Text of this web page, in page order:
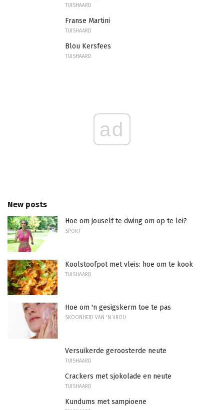
TUISHAARD
Franse Martini
TUISHAARD
Blou Kersfees
TUISHAARD
ad
New posts
Hoe om jouself te dwing om op te lei?
SPORT
Koolstoofpot met vleis: hoe om te kook
TUISHAARD
Hoe om 'n gesigskerm toe te pas
SKOONHEID VAN 'N VROU
Versuikerde geroosterde neute
TUISHAARD
Crackers met sjokolade en neute
TUISHAARD
Kundums met sampioene